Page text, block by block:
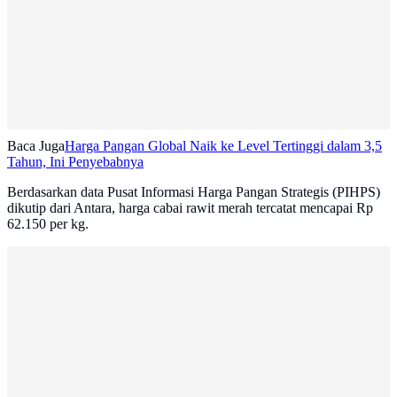
Baca JugaHarga Pangan Global Naik ke Level Tertinggi dalam 3,5
Tahun, Ini Penyebabnya
Berdasarkan data Pusat Informasi Harga Pangan Strategis (PIHPS)
dikutip dari Antara, harga cabai rawit merah tercatat mencapai Rp
62.150 per kg.